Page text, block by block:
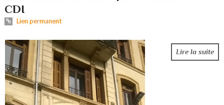
CDI
Lien permanent
Lire la suite